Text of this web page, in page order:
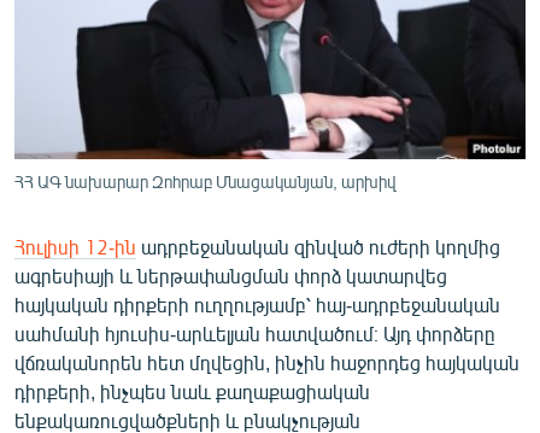
ՍՊՈՐՏ
ՄԵԿՆԱԲԱՆՈՒԹՅՈՒՆ
ՏՏ ԵՒ ԻՆՏԵՐՆԵՏ
ԿՈՐՈՆԱՎԻՐՈՒՍ
ՏԵՍԱՆՅՈՒԹԵՐ
ԲԱՆԱՎԵՃ
ՁԳՏԵԼՈՎ ԼԱՎԱԳՈՒՅՆԻՆ
ՓՈԴՔԱՍԹ
ՀՀ ԱԳ նախարար Զոհրաբ Մնացականյան, արխիվ
Հուլիսի 12-ին ադրբեջանական զինված ուժերի կողմից
ագրեսիայի և ներթափանցման փորձ կատարվեց
հայկական դիրքերի ուղղությամբ՝ հայ-ադրբեջանական
սահմանի հյուսիս-արևելյան հատվածում։ Այդ փորձերը
վճռականորեն հետ մղվեցին, ինչին հաջորդեց հայկական
դիրքերի, ինչպես նաև քաղաքացիական
ենքակառուցվածքների և բնակչության